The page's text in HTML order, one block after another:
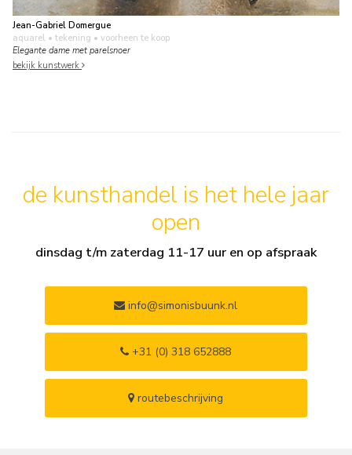
Jean-Gabriel Domergue
aquarel • tekening • voorheen te koop
Elegante dame met parelsnoer
bekijk kunstwerk
de kunsthandel is het hele jaar
open
dinsdag t/m zaterdag 11-17 uur en op afspraak
info@simonisbuunk.nl
+31 (0) 318 652888
routebeschrijving